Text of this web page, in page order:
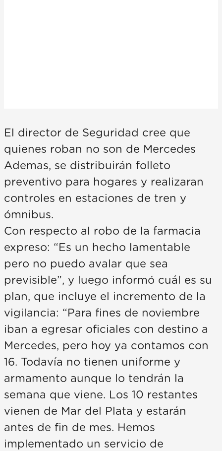
El director de Seguridad cree que
quienes roban no son de Mercedes
Ademas, se distribuirán folleto
preventivo para hogares y realizaran
controles en estaciones de tren y
ómnibus.
Con respecto al robo de la farmacia
expreso: “Es un hecho lamentable
pero no puedo avalar que sea
previsible”, y luego informó cuál es su
plan, que incluye el incremento de la
vigilancia: “Para fines de noviembre
iban a egresar oficiales con destino a
Mercedes, pero hoy ya contamos con
16. Todavía no tienen uniforme y
armamento aunque lo tendrán la
semana que viene. Los 10 restantes
vienen de Mar del Plata y estarán
antes de fin de mes. Hemos
implementado un servicio de